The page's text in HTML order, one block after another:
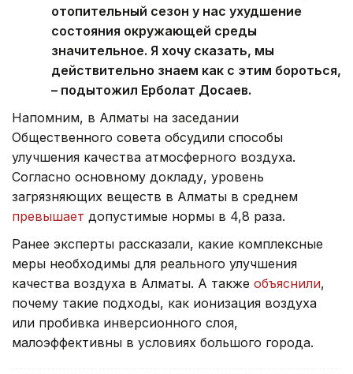
отопительный сезон у нас ухудшение
состояния окружающей среды
значительное. Я хочу сказать, мы
действительно знаем как с этим бороться,
– подытожил Ерболат Досаев.
Напомним, в Алматы на заседании
Общественного совета обсудили способы
улучшения качества атмосферного воздуха.
Согласно основному докладу, уровень
загрязняющих веществ в Алматы в среднем
превышает допустимые нормы в 4,8 раза.
Ранее эксперты рассказали, какие комплексные
меры необходимы для реального улучшения
качества воздуха в Алматы. А также объяснили,
почему такие подходы, как ионизация воздуха
или пробивка инверсионного слоя,
малоэффективны в условиях большого города.